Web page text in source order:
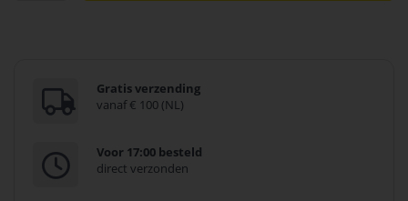
Gratis verzending
vanaf € 100 (NL)
Voor 17:00 besteld
direct verzonden